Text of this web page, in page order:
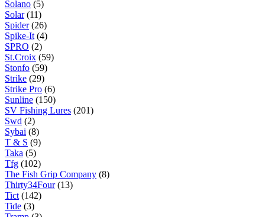
Solano (5)
Solar(11)
Spider(26)
Spike-It (4)
SPRO (2)
St.Croix (59)
Stonfo (59)
Strike (29)
Strike Pro (6)
Sunline (150)
SV Fishing Lures (201)
Swd (2)
Sybai (8)
T & S (9)
Taka (5)
Tfg (102)
The Fish Grip Company (8)
Thirty34Four(13)
Tict (142)
Tide (3)